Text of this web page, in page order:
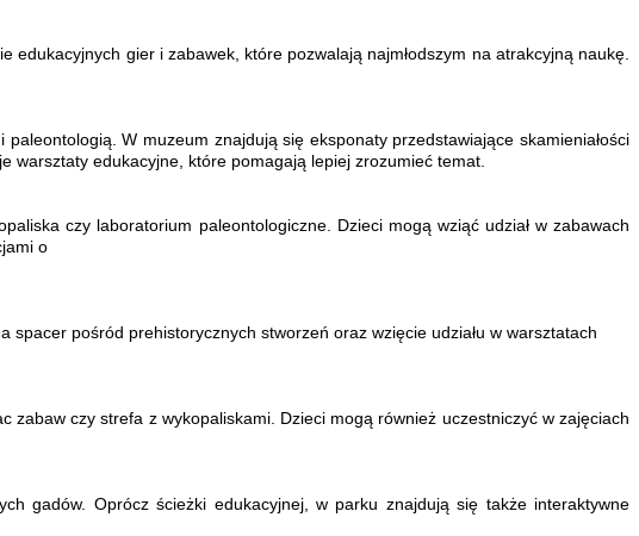
gier i zabawek, które pozwalają najmłodszym na atrakcyjną naukę.
W muzeum znajdują się eksponaty przedstawiające skamieniałości
warsztaty edukacyjne, które pomagają lepiej zrozumieć temat.
czy laboratorium paleontologiczne. Dzieci mogą wziąć udział w zabawach
o
pośród prehistorycznych stworzeń oraz wzięcie udziału w warsztatach
czy strefa z wykopaliskami. Dzieci mogą również uczestniczyć w zajęciach
gadów. Oprócz ścieżki edukacyjnej, w parku znajdują się także interaktywne